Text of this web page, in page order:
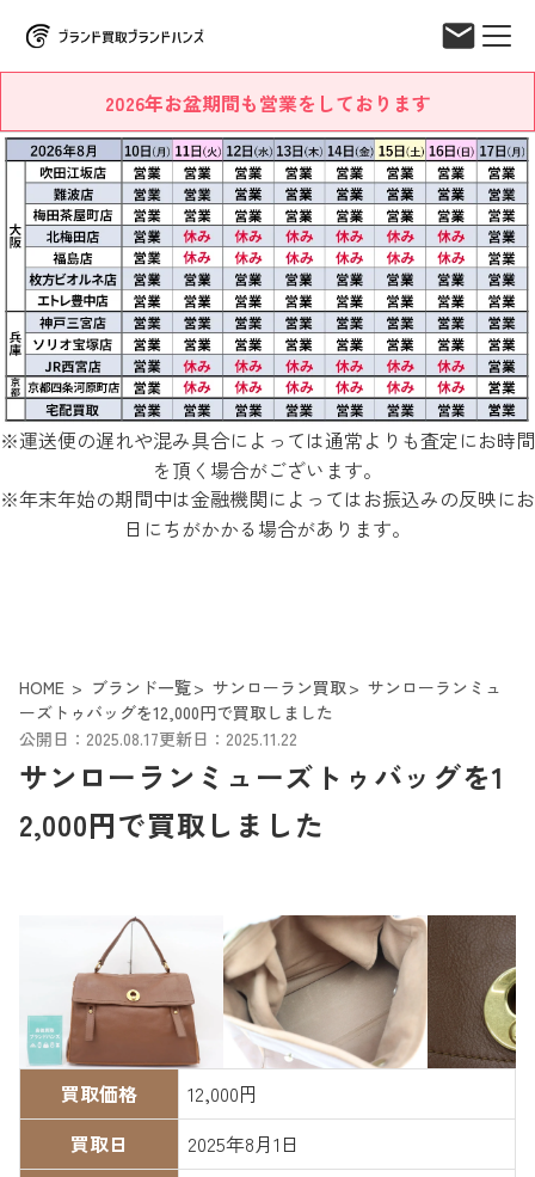
2026年お盆期間も営業をしております
※運送便の遅れや混み具合によっては通常よりも査定にお時間
を頂く場合がございます。
※年末年始の期間中は金融機関によってはお振込みの反映にお
日にちがかかる場合があります。
HOME ブランド一覧 サンローラン買取
サンローランミュ
ーズトゥバッグを12,000円で買取しました
公開日：2025.08.17更新日：2025.11.22
サンローランミューズトゥバッグを1
2,000円で買取しました
買取価格
12,000円
買取日
2025年8月1日